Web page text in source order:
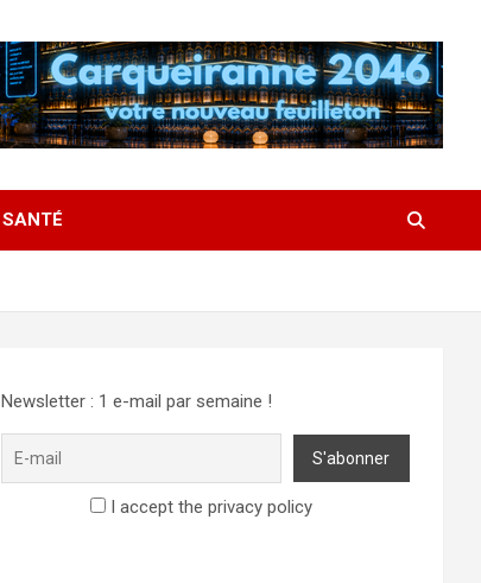
SANTÉ
Newsletter : 1 e-mail par semaine !
I accept the privacy policy